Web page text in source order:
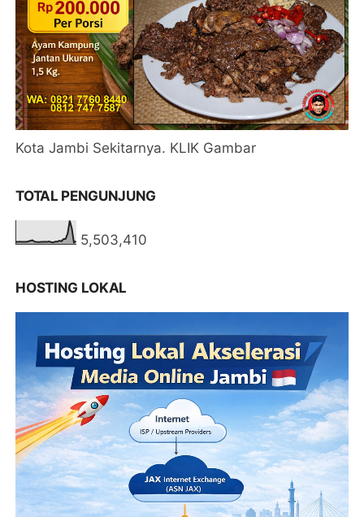
Kota Jambi Sekitarnya. KLIK Gambar
TOTAL PENGUNJUNG
5,503,410
HOSTING LOKAL